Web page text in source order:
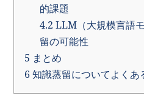
的課題
4.2 LLM（大規模言語
留の可能性
5 まとめ
6知識蒸留についてよくあ